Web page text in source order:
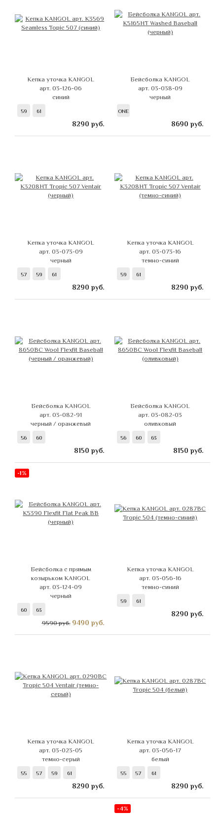
Кепка уточка KANGOL
арт. 03-126-06
синий
59 61
8290 руб.
Бейсболка KANGOL
арт. 03-038-09
черный
ONE
8690 руб.
Кепка уточка KANGOL
арт. 03-073-09
черный
57 59 61
8290 руб.
Кепка уточка KANGOL
арт. 03-073-16
темно-синий
59 61
8290 руб.
Бейсболка KANGOL
арт. 03-082-91
черный / оранжевый
56 60
8150 руб.
Бейсболка KANGOL
арт. 03-082-03
оливковый
56 60 63
8150 руб.
-1%
Бейсболка с прямым
козырьком KANGOL
арт. 03-124-09
черный
60 63
9590 руб. 9490 руб.
Кепка уточка KANGOL
арт. 03-056-16
темно-синий
59 61
8290 руб.
Кепка уточка KANGOL
арт. 03-023-05
темно-серый
55 57 59 61
8290 руб.
Кепка уточка KANGOL
арт. 03-056-17
белый
55 57 61
8290 руб.
-4%